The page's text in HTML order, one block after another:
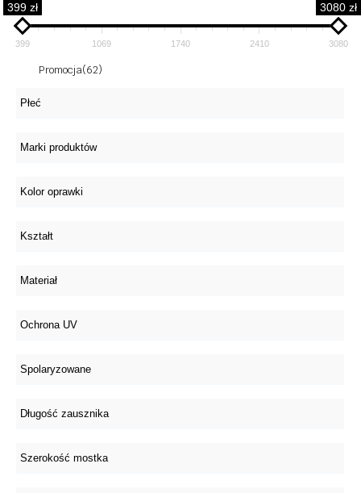
399 zł 3080 zł
399 1069 1740 2410 3080
Promocja(62)